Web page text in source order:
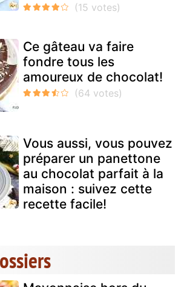
Ce gâteau va faire
fondre tous les
amoureux de chocolat!
Vous aussi, vous pouvez
préparer un panettone
au chocolat parfait à la
maison : suivez cette
recette facile!